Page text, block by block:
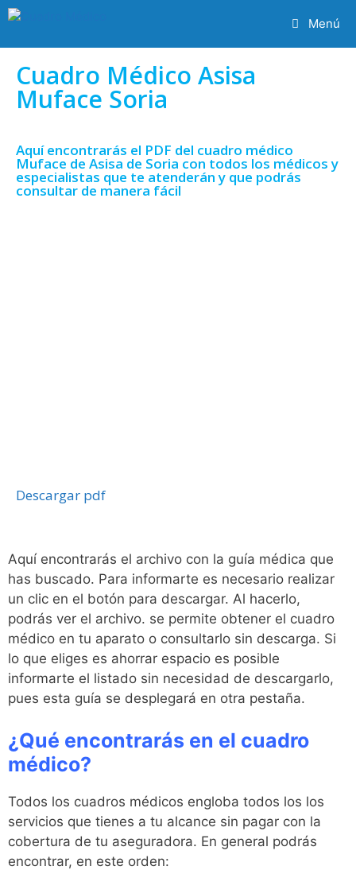
Menú
Cuadro Médico Asisa
Muface Soria
Aquí encontrarás el PDF del cuadro médico
Muface de Asisa de Soria con todos los médicos y
especialistas que te atenderán y que podrás
consultar de manera fácil
Descargar pdf
Aquí encontrarás el archivo con la guía médica que
has buscado. Para informarte es necesario realizar
un clic en el botón para descargar. Al hacerlo,
podrás ver el archivo. se permite obtener el cuadro
médico en tu aparato o consultarlo sin descarga. Si
lo que eliges es ahorrar espacio es posible
informarte el listado sin necesidad de descargarlo,
pues esta guía se desplegará en otra pestaña.
¿Qué encontrarás en el cuadro
médico?
Todos los cuadros médicos engloba todos los los
servicios que tienes a tu alcance sin pagar con la
cobertura de tu aseguradora. En general podrás
encontrar, en este orden: